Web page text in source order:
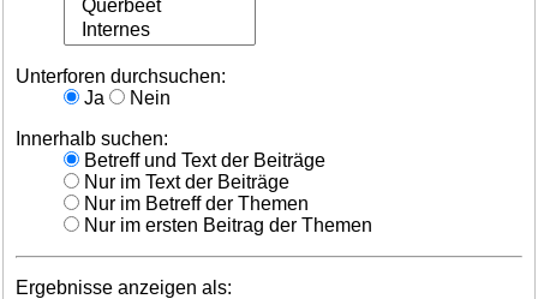
Unterforen durchsuchen:
Ja
Nein
Innerhalb suchen:
Betreff und Text der Beiträge
Nur im Text der Beiträge
Nur im Betreff der Themen
Nur im ersten Beitrag der Themen
Ergebnisse anzeigen als: